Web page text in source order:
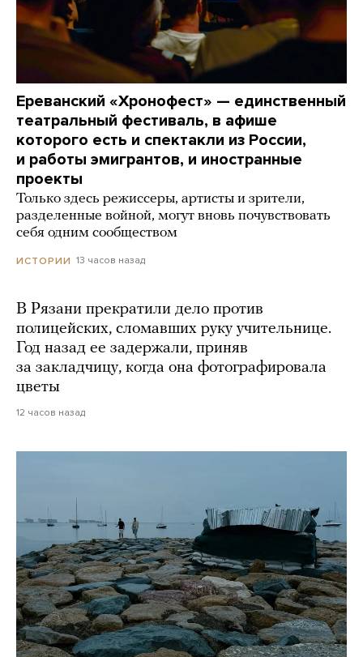
Ереванский «Хронофест» — единственный
театральный фестиваль, в афише
которого есть и спектакли из России,
и работы эмигрантов, и иностранные
проекты
Только здесь режиссеры, артисты и зрители,
разделенные войной, могут вновь почувствовать
себя одним сообществом
ИСТОРИИ 13 часов назад
В Рязани прекратили дело против
полицейских, сломавших руку учительнице.
Год назад ее задержали, приняв
за закладчицу, когда она фотографировала
цветы
12 часов назад